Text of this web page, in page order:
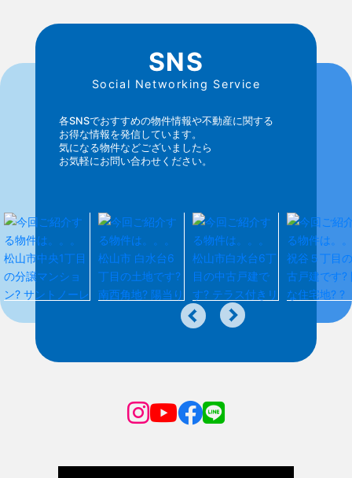
SNS
Social Networking Service
各SNSでおすすめの物件情報や不動産に関する
お得な情報を発信しています。
気になる物件などございましたら
お気軽にお問い合わせください。